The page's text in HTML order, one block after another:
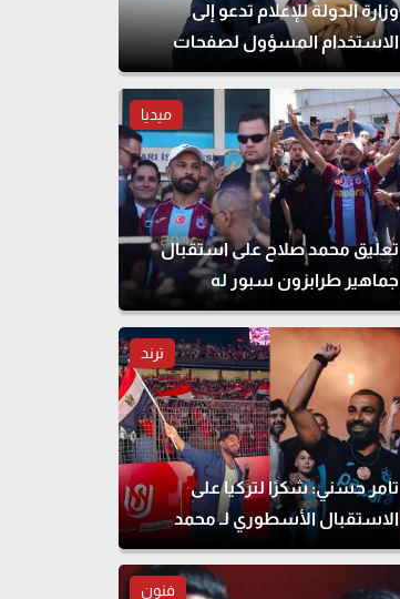
وزارة الدولة للإعلام تدعو إلى
الاستخدام المسؤول لصفحات
التواصل الاجتماعي
ميديا
تعليق محمد صلاح على استقبال
جماهير طرابزون سبور له
ترند
تامر حسني: شكرًا لتركيا على
الاستقبال الأسطوري لـ محمد
صلاح
فنون